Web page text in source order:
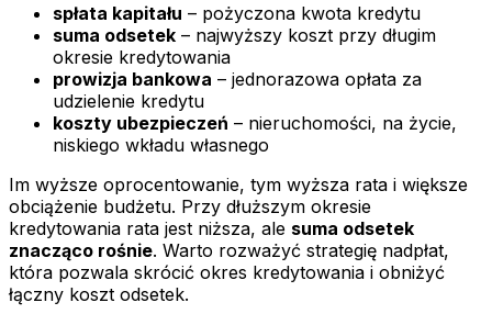
spłata kapitału – pożyczona kwota kredytu
suma odsetek – najwyższy koszt przy długim
okresie kredytowania
prowizja bankowa – jednorazowa opłata za
udzielenie kredytu
koszty ubezpieczeń – nieruchomości, na życie,
niskiego wkładu własnego
Im wyższe oprocentowanie, tym wyższa rata i większe
obciążenie budżetu. Przy dłuższym okresie
kredytowania rata jest niższa, ale suma odsetek
znacząco rośnie. Warto rozważyć strategię nadpłat,
która pozwala skrócić okres kredytowania i obniżyć
łączny koszt odsetek.